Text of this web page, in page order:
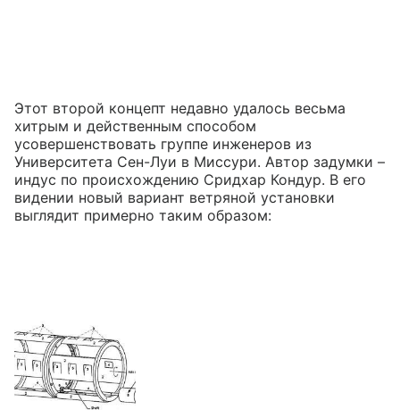
Этот второй концепт недавно удалось весьма
хитрым и действенным способом
усовершенствовать группе инженеров из
Университета Сен-Луи в Миссури. Автор задумки –
индус по происхождению Сридхар Кондур. В его
видении новый вариант ветряной установки
выглядит примерно таким образом: